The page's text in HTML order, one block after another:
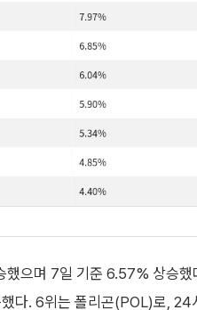
으며 7일 기준 6.57% 상승
다. 6위는 폴리곤(POL)로,